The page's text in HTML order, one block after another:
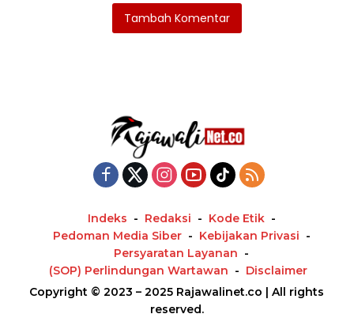
Tambah Komentar
Indeks Redaksi
Kode Etik
Pedoman Media Siber
Kebijakan Privasi
Persyaratan Layanan
(SOP) Perlindungan Wartawan
Disclaimer
Copyright © 2023 – 2025 Rajawalinet.co | All rights
reserved.